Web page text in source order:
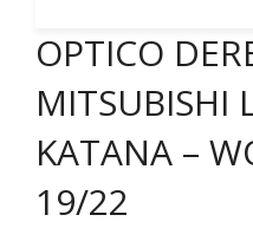
OPTICO
MITSUBISHI
KATANA –
19/22